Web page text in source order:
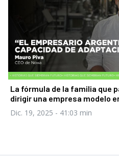
La fórmula de la familia que
dirigir una empresa modelo
Dic. 19, 2025 - 41:03 min